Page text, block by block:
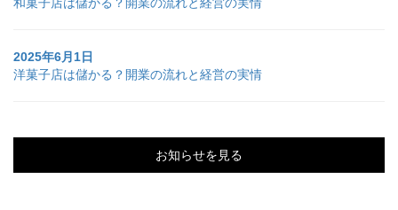
2025年6月1日
洋菓子店は儲かる？開業の流れと経営の実情
お知らせを見る